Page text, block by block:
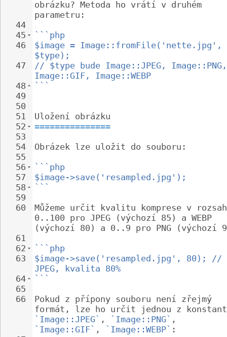
44
45
46
47
48
49
50
51
52
53
54
55
56
57
58
59
60
61
62
63
64
65
66
obrázku? Metoda ho vrátí v druhém
parametru:
```php
$image = Image::fromFile('nette.jpg',
$type);
// $type bude Image::JPEG,
Image::GIF, Image::WEBP
```
Uložení obrázku
===============
Obrázek lze uložit do souboru:
```php
$image->save('resampled.jpg');
```
Můžeme určit kvalitu komprese v
0..100 pro JPEG (výchozí 85) a WEBP
(výchozí 80) a 0..9 pro PNG (výchozí
```php
$image->save('resampled.jpg', 80); //
JPEG, kvalita 80%
```
Pokud z přípony souboru není zřejmý
formát, lze ho určit jednou z
`Image::JPEG` , `Image::PNG` ,
`Image::GIF` , `Image::WEBP` :